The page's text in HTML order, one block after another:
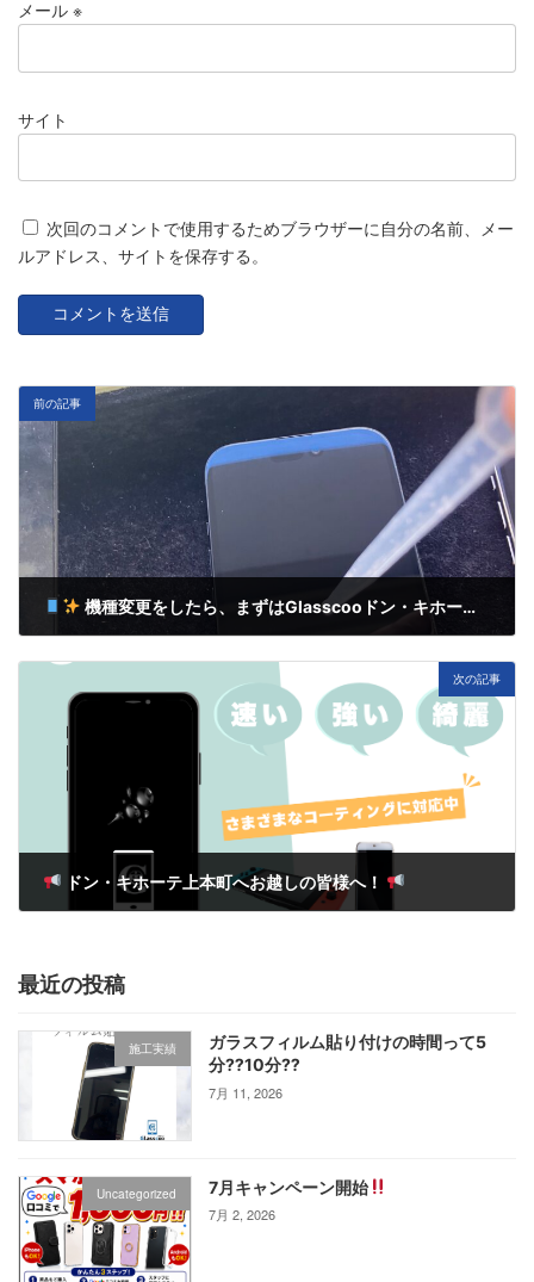
メール ※
サイト
次回のコメントで使用するためブラウザーに自分の名前、メー
ルアドレス、サイトを保存する。
前の記事
機種変更をしたら、まずはGlasscooドン・キホーテ上本町店へ！
次の記事
ドン・キホーテ上本町へお越しの皆様へ！
最近の投稿
施工実績
ガラスフィルム貼り付けの時間って5
分⁇10分⁇
7月 11, 2026
Uncategorized 7月キャンペーン開始
7月 2, 2026